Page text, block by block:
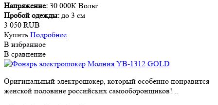
Напряжение: 30 000К Вольт
Пробой одежды: до 3 см
3 050 RUB
Купить Подробнее
В избранное
В сравнение
Оригинальный электрошокер, который особенно понравится
женской половине российских самооборонщиков! ..